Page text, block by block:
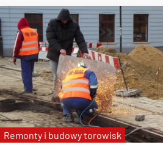
Remonty i budowy torowisk